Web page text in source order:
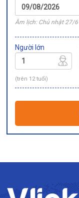
Âm lịch: Chủ nhật 27/6
Người lớn
(trên 12 tuổi)